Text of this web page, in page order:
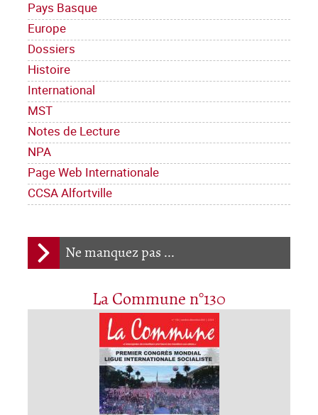
Pays Basque
Europe
Dossiers
Histoire
International
MST
Notes de Lecture
NPA
Page Web Internationale
CCSA Alfortville
Ne manquez pas ...
La Commune n°130